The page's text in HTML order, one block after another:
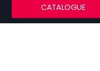
CATALOGUE